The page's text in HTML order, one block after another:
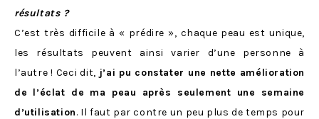
résultats ?
C’est très difficile à « prédire », chaque peau est unique,
les résultats peuvent ainsi varier d’une personne à
l’autre ! Ceci dit, j’ai pu constater une nette amélioration
de l’éclat de ma peau après seulement une semaine
d’utilisation. Il faut par contre un peu plus de temps pour